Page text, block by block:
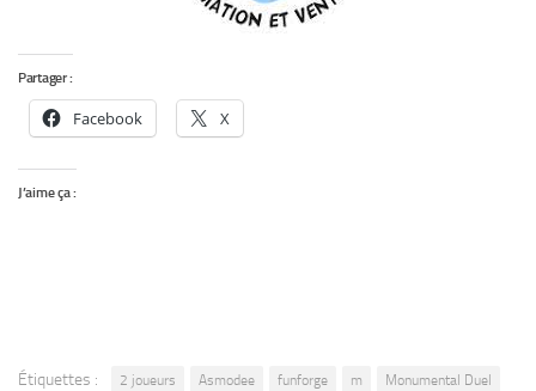
Partager :
Facebook X
J’aime ça :
Étiquettes : 2 joueurs Asmodee funforge m Monumental Duel